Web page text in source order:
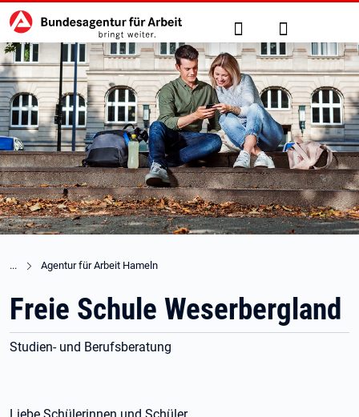
zu den Hauptinhalten springen
Hauptnavigation Suche Anmelden
Agentur für Arbeit Hameln
Freie Schule Weserbergland
Studien- und Berufsberatung